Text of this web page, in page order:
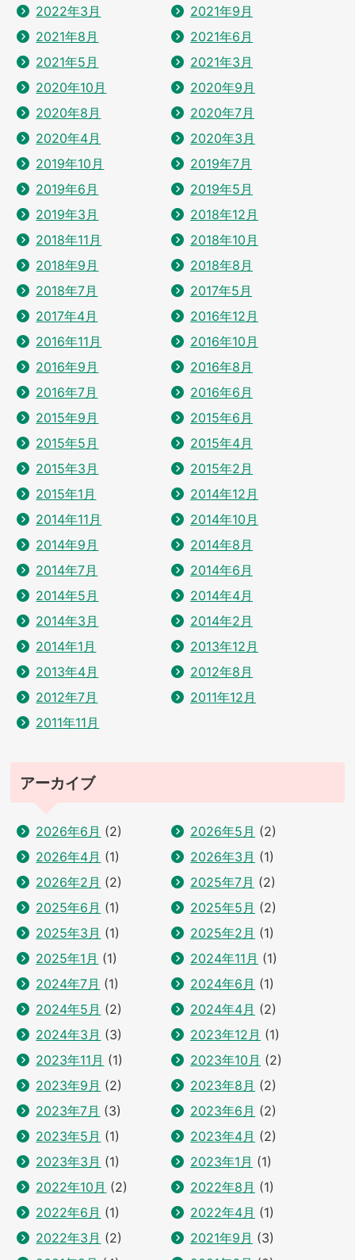
2022年3月
2021年9月
2021年8月
2021年6月
2021年5月
2021年3月
2020年10月
2020年9月
2020年8月
2020年7月
2020年4月
2020年3月
2019年10月
2019年7月
2019年6月
2019年5月
2019年3月
2018年12月
2018年11月
2018年10月
2018年9月
2018年8月
2018年7月
2017年5月
2017年4月
2016年12月
2016年11月
2016年10月
2016年9月
2016年8月
2016年7月
2016年6月
2015年9月
2015年6月
2015年5月
2015年4月
2015年3月
2015年2月
2015年1月
2014年12月
2014年11月
2014年10月
2014年9月
2014年8月
2014年7月
2014年6月
2014年5月
2014年4月
2014年3月
2014年2月
2014年1月
2013年12月
2013年4月
2012年8月
2012年7月
2011年12月
2011年11月
アーカイブ
2026年6月 (2) 2026年5月 (2)
2026年4月 (1) 2026年3月 (1)
2026年2月 (2) 2025年7月 (2)
2025年6月 (1) 2025年5月 (2)
2025年3月 (1) 2025年2月 (1)
2025年1月 (1) 2024年11月 (1)
2024年7月 (1) 2024年6月 (1)
2024年5月 (2) 2024年4月 (2)
2024年3月 (3) 2023年12月 (1)
2023年11月 (1) 2023年10月 (2)
2023年9月 (2) 2023年8月 (2)
2023年7月 (3) 2023年6月 (2)
2023年5月 (1) 2023年4月 (2)
2023年3月 (1) 2023年1月 (1)
2022年10月 (2) 2022年8月 (1)
2022年6月 (1) 2022年4月 (1)
2022年3月 (2) 2021年9月 (3)